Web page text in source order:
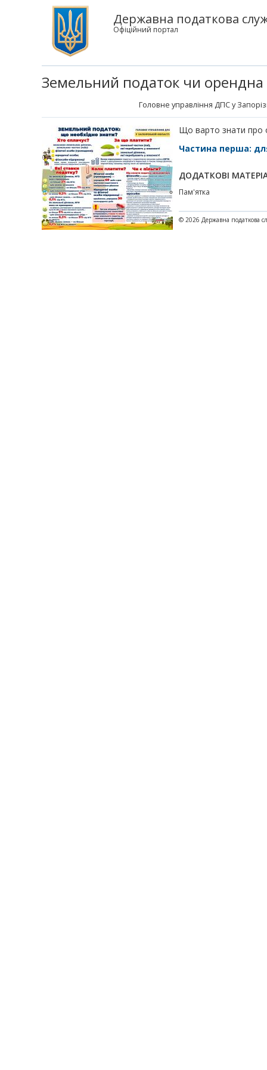
Державна податкова
Офіційний портал
Земельний податок чи орендна
Головне управління ДПС у
Що варто знати про
Частина перша:
ДОДАТКОВІ
Пам'ятка
© 2026 Державна податкова